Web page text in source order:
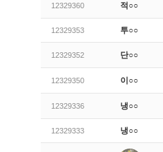
12329360 적○○
12329353 투○○
12329352 단○○
12329350 이○○
12329336 냉○○
12329333 냉○○